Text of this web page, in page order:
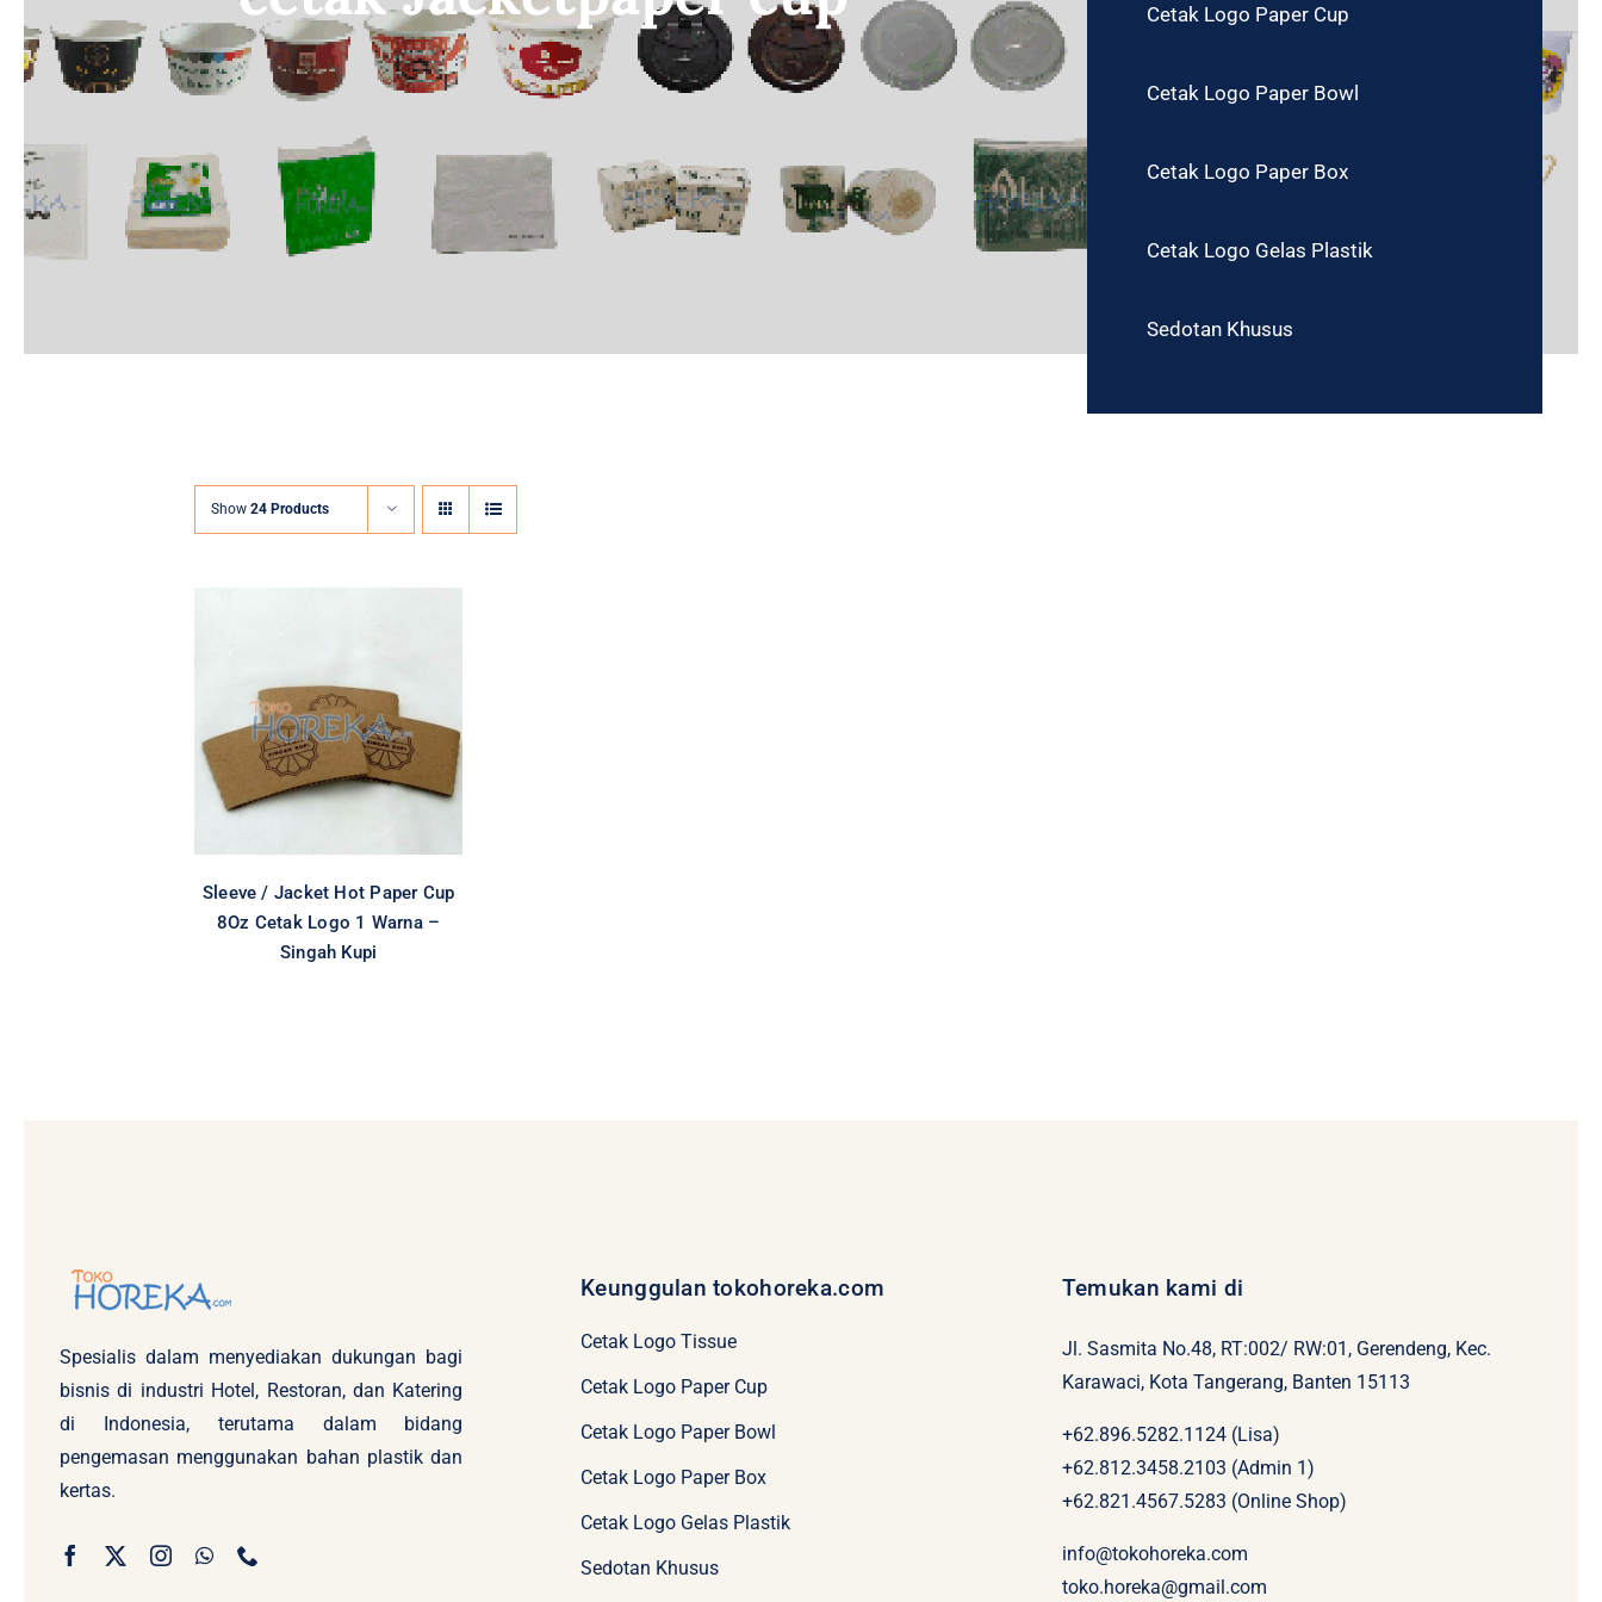
Cetak Logo Paper Cup
Cetak Logo Paper Bowl
Cetak Logo Paper Box
Cetak Logo Gelas Plastik
Sedotan Khusus
Show24 Products
Cetak Logo 1 Warna
– Singah Kupi
Cetak Logo Sleeve Paper
Hot Paper Cup
Lainnya
Paper Cup Sleeve Special Item
Sleeve / Jacket Hot Paper Cup
8Oz Cetak Logo 1 Warna –
Singah Kupi
Spesialis dalam menyediakan dukungan bagi
bisnis di industri Hotel, Restoran, dan Katering
di Indonesia, terutama dalam bidang
pengemasan menggunakan bahan plastik dan
kertas.
Keunggulan tokohoreka.com
Cetak Logo Tissue
Cetak Logo Paper Cup
Cetak Logo Paper Bowl
Cetak Logo Paper Box
Cetak Logo Gelas Plastik
Sedotan Khusus
Temukan kami di
Jl. Sasmita No.48, RT:002/ RW:01, Gerendeng, Kec.
Karawaci, Kota Tangerang, Banten 15113
+62.896.5282.1124 (Lisa)
+62.812.3458.2103 (Admin 1)
+62.821.4567.5283 (Online Shop)
info@tokohoreka.com
toko.horeka@gmail.com